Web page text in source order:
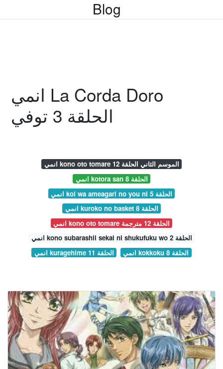
Blog
انمي La Corda Doro
الحلقة 3 توفي
انمي kono oto tomare الموسم الثاني الحلقة 12
انمي kotora san الحلقة 8
انمي koi wa ameagari no you ni الحلقة 5
انمي kuroko no basket الحلقة 8
انمي kono oto tomare الحلقة 12 مترجمة
انمي kono subarashii sekai ni shukufuku wo الحلقة 2
انمي kuragehime الحلقة 11
انمي kokkoku الحلقة 8